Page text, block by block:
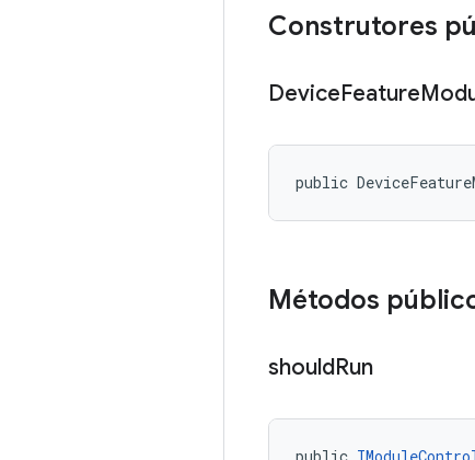
Construtores
DeviceFeature
public
Métodos
shouldRun